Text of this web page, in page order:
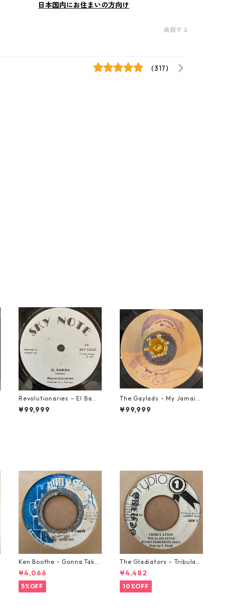
日本国内にお住まいの方向け
通報する
(317)
Revolutionaries – El Bamb
a【7-21855】
¥99,999
The Gaylads - My Jamaic
an Girl【7-22009】
¥99,999
Ken Boothe - Gonna Take
A Miracle【7-21362】
¥4,066
5%OFF
The Gladiators - Tribulati
on【7-21365】
¥4,482
10%OFF